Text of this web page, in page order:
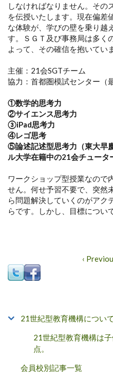
しなければなりません。その
を伝授いたします。現在偏差
な体験が、学びの壁を乗り越
す。ＳＧＴ及び事務局は多く
よって、その確信を抱いてい
主催：21会SGTチーム
協力：首都圏模試センター（
①数学的思考力
②サイエンス思考力
③iPad思考力
④レゴ思考
⑤論述記述型思考力（東大早
ル大学在籍中の21会チュータ
ワークショップ型授業なので
せん。何せ予習不要で、突然
ら問題解決していくのがアク
らです。しかし、目標につい
‹
21世紀型教育機構について
21世紀型教育機構は
点。
会員校別記事一覧